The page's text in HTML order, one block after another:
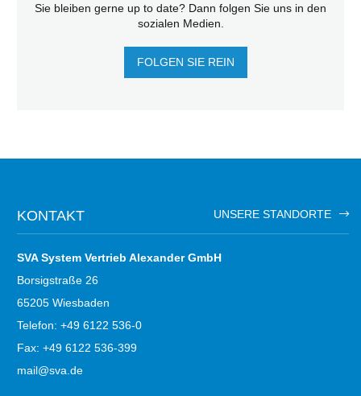
Sie bleiben gerne up to date? Dann folgen Sie uns in den
sozialen Medien.
FOLGEN SIE REIN
KONTAKT UNSERE STANDORTE
SVA System Vertrieb Alexander GmbH
Borsigstraße 26
65205 Wiesbaden
Telefon: +49 6122 536-0
Fax: +49 6122 536-399
mail@sva.de